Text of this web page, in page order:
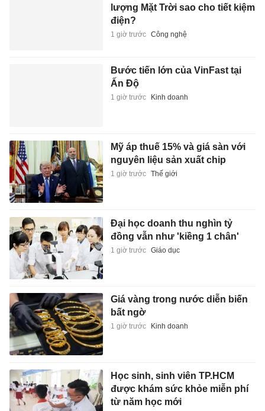
lượng Mặt Trời sao cho tiết kiệm
điện?
1 giờ trước Công nghệ
Bước tiến lớn của VinFast tại
Ấn Độ
1 giờ trước Kinh doanh
Mỹ áp thuế 15% và giá sàn với
nguyên liệu sản xuất chip
1 giờ trước Thế giới
Đại học doanh thu nghìn tỷ
đồng vẫn như 'kiềng 1 chân'
1 giờ trước Giáo dục
Giá vàng trong nước diễn biến
bất ngờ
1 giờ trước Kinh doanh
Học sinh, sinh viên TP.HCM
được khám sức khỏe miễn phí
từ năm học mới